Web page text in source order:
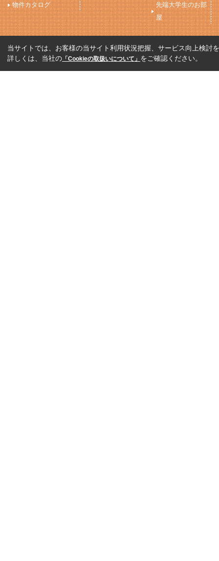
物件カタログ
先端大学生のお部
屋
当サイトでは、お客様の当サイト利用状況把握、サービス向上検討
詳しくは、当社の 「Cookieの取扱いについて」 をご確認ください。